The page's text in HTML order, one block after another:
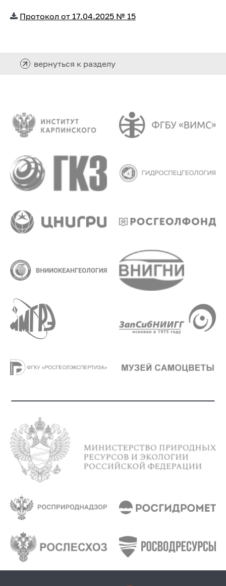
Протокол от 17.04.2025 № 15
вернуться к разделу